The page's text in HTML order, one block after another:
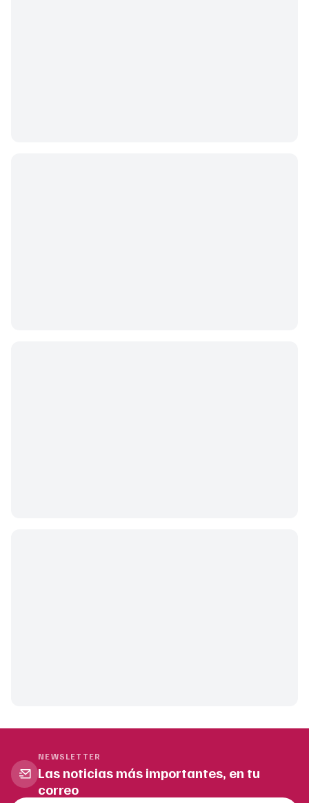
NEWSLETTER
Las noticias más importantes, en tu
correo